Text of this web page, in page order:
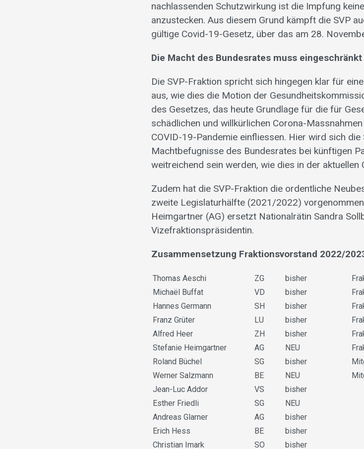
nachlassenden Schutzwirkung ist die Impfung
anzustecken. Aus diesem Grund kämpft die SVP
gültige Covid-19-Gesetz, über das am 28.
Die Macht des Bundesrates muss eingeschränkt
Die SVP-Fraktion spricht sich hingegen klar für
aus, wie dies die Motion der
des Gesetzes, das heute Grundlage für die für
schädlichen und willkürlichen Corona-
COVID-19-Pandemie einfliessen. Hier wird sich
Machtbefugnisse des Bundesrates bei künftigen
weitreichend sein werden, wie dies in der aktuellen
Zudem hat die SVP-Fraktion die ordentliche
zweite Legislaturhälfte (2021/2022)
Heimgartner (AG) ersetzt Nationalrätin Sandra
Vizefraktionspräsidentin.
Zusammensetzung Fraktionsvorstand 2022/
Thomas Aeschi ZG bisher
Michaël Buffat
VD bisher
Hannes Germann
SH bisher
Franz Grüter
LU bisher
Alfred Heer
ZH bisher
Stefanie Heimgartner
AG NEU
Roland Büchel
SG bisher
Werner Salzmann
BE NEU
Jean-Luc Addor
VS
bisher
Esther Friedli
SG
NEU
Andreas Glarner
AG
bisher
Erich Hess
BE
bisher
Christian Imark
SO
bisher